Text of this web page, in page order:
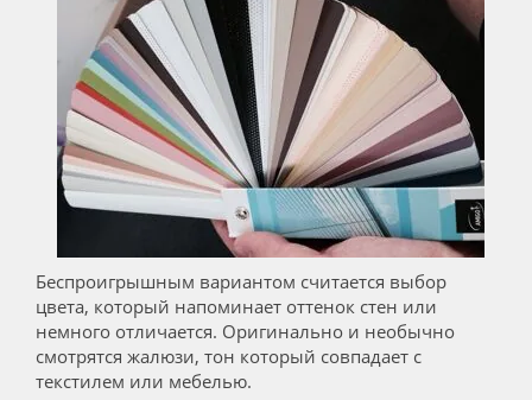
Беспроигрышным вариантом считается выбор
цвета, который напоминает оттенок стен или
немного отличается. Оригинально и необычно
смотрятся жалюзи, тон который совпадает с
текстилем или мебелью.